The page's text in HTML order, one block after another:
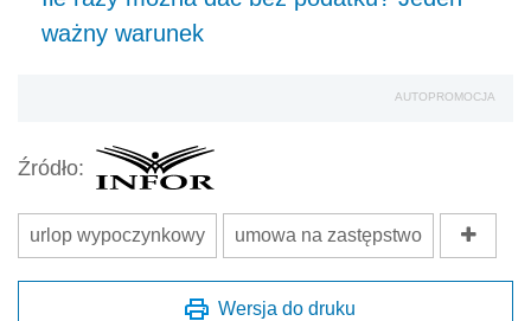
ważny warunek
AUTOPROMOCJA
Źródło:
urlop wypoczynkowy umowa na zastępstwo
Wersja do druku